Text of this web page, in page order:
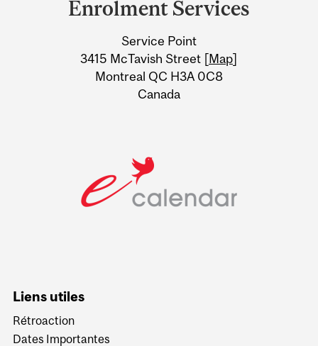
Information
Enrolment Services
Service Point
3415 McTavish Street [Map]
Montreal QC H3A 0C8
Canada
Liens utiles
Rétroaction
Dates Importantes